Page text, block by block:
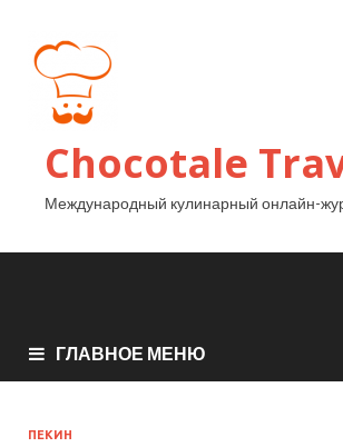
Chocotale
Международный кулинарный онлайн-
ГЛАВНОЕ МЕНЮ
ПЕКИН